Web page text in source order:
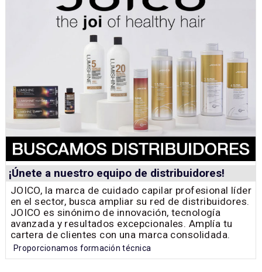
¡Únete a nuestro equipo de distribuidores!
JOICO, la marca de cuidado capilar profesional líder
en el sector, busca ampliar su red de distribuidores.
JOICO es sinónimo de innovación, tecnología
avanzada y resultados excepcionales. Amplía tu
cartera de clientes con una marca consolidada.
Proporcionamos formación técnica